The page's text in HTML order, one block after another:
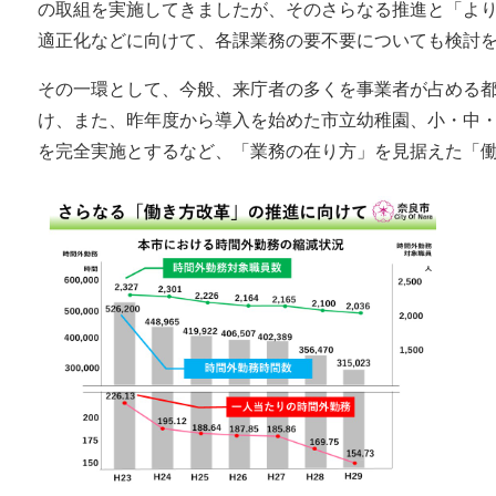
の取組を実施してきましたが、そのさらなる推進と「よ
適正化などに向けて、各課業務の要不要についても検討
その一環として、今般、来庁者の多くを事業者が占める
け、また、昨年度から導入を始めた市立幼稚園、小・中
を完全実施とするなど、「業務の在り方」を見据えた「